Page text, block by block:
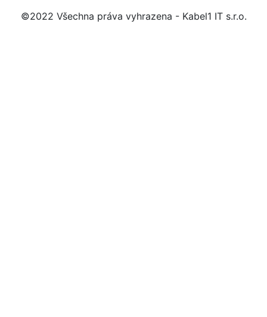
©2022 Všechna práva vyhrazena - Kabel1 IT s.r.o.